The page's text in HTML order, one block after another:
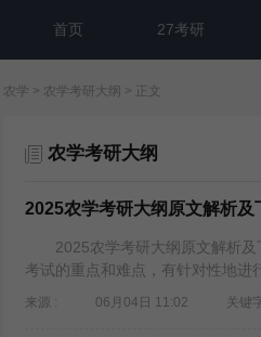
首页 27考研
农学 > 农学考研大纲 > 正文
农学考研大纲
2025农学考研大纲原文解析及
2025农学考研大纲原文解析及
考试的重点和难点，有针对性地
来源 : 06月04日 11:02 关键